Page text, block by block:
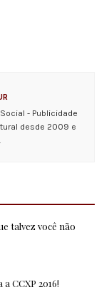
- Publicidade
desde 2009 e
talvez você não
CCXP 2016!